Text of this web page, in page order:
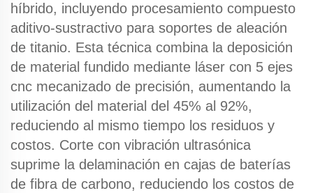
híbrido, incluyendo procesamiento compuesto
aditivo-sustractivo para soportes de aleación
de titanio. Esta técnica combina la deposición
de material fundido mediante láser con 5 ejes
cnc mecanizado de precisión, aumentando la
utilización del material del 45% al 92%,
reduciendo al mismo tiempo los residuos y
costos. Corte con vibración ultrasónica
suprime la delaminación en cajas de baterías
de fibra de carbono, reduciendo los costos de